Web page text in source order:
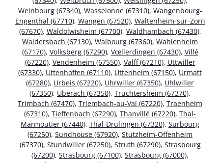
Weinbourg (67340), Wasselonne (67310), Wangenbourg-
Engenthal (67710), Wangen (67520), Waltenheim-sur-Zorn
(67670), Waldolwisheim (67700), Waldhambach (67430),
Waldersbach (67130), Walbourg (67360), Wahlenheim
(67170), Volksberg (67290), Vœllerdingen (67430), Villé
(67220), Vendenheim (67550), Valff (67210), Uttwiller
(67330), Uttenhoffen (67110), Uttenheim (67150), Urmatt
(67280), Urbeis (67220), Uhrwiller (67350), Uhlwiller
(67350), Uberach (67350), Truchtersheim (67370),
Trimbach (67470), Triembach-au-Val (67220), Traenheim
(67310), Tieffenbach (67290), Thanvillé (67220), Thal-
Marmoutier (67440), Thal-Drulingen (67320), Surbourg
(67250), Sundhouse (67920), Stutzheim-Offenheim
(67370), Stundwiller (67250), Struth (67290), Strasbourg
(67200), Strasbourg (67100), Strasbourg (67000),